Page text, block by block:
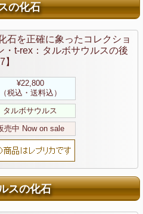
の化石
石を正確に象ったコレクショ
・t-rex：タルボサウルスの後
¥22,800
（税込・送料込）
タルボサウルス
売中 Now on sale
スの化石